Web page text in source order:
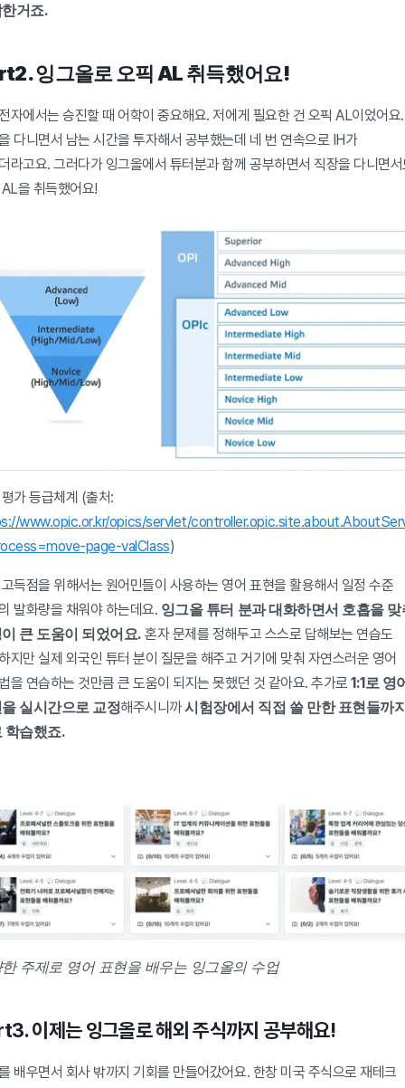
거죠.
잉그올로 오픽 AL 취득했어요!
자에서는 승진할 때 어학이 중요해요. 저에게 필요한 건 오픽 AL이었어요.
다니면서 남는 시간을 투자해서 공부했는데 네 번 연속으로 IH가
라고요. 그러다가 잉그올에서 튜터분과 함께 공부하면서 직장을 다니면
을 취득했어요!
www.opic.or.kr/opics/servlet/
page-valClass)
득점을 위해서는 원어민들이 사용하는 영어 표현을 활용해서 일정 수준
발화량을 채워야 하는데요. 잉그올 튜터 분과 대화하면서 호흡을
큰 도움이 되었어요. 혼자 문제를 정해두고 스스로 답해보는 연습도
지만 실제 외국인 튜터 분이 질문을 해주고 거기에 맞춰 자연스러운 영어
을 연습하는 것만큼 큰 도움이 되지는 못했던 것 같아요. 추가로 1:1로 영
실시간으로 교정해주시니까 시험장에서 직접 쓸 만한 표현들까
학습했죠.
주제로 영어 표현을 배우는 잉그올의 수업
이제는 잉그올로 해외 주식까지 공부해요!
배우면서 회사 밖까지 기회를 만들어갔어요. 한창 미국 주식으로 재테크